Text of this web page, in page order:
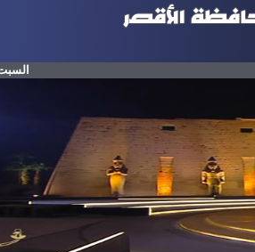
السبت، 8 أغسطس 2026، 6:06:23 ص